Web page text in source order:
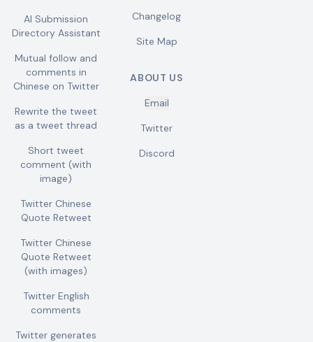
AI Submission
Directory Assistant
Mutual follow and
comments in
Chinese on Twitter
Rewrite the tweet
as a tweet thread
Short tweet
comment (with
image)
Twitter Chinese
Quote Retweet
Twitter Chinese
Quote Retweet
(with images)
Twitter English
comments
Twitter generates
Changelog
Site Map
ABOUT US
Email
Twitter
Discord